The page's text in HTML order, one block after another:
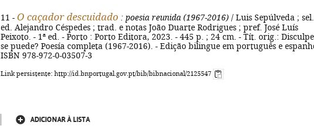
11 - O caçador descuidado : poesia reunida (1967-2016) / Luis Sepúlveda ;
ed. Alejandro Céspedes ; trad. e notas João Duarte Rodrigues ; pref. José Luís
Peixoto. - 1ª ed. - Porto : Porto Editora, 2023. - 445 p. ; 24 cm. - Tít. orig.:
se puede? Poesía completa (1967-2016). - Edição bilingue em português e
ISBN 978-972-0-03507-3
Link persistente: http://id.bnportugal.gov.pt/bib/bibnacional/2125547
ADICIONAR À LISTA